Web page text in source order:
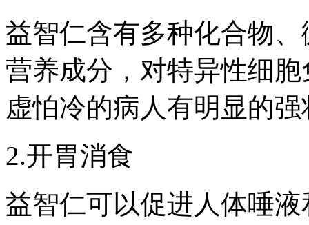
益智仁含有多种化合物
营养成分，对特异性细
虚怕冷的病人有明显的
2.开胃消食
益智仁可以促进人体唾